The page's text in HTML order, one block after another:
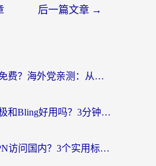
后一篇文章 →
如何翻墙到中国免费？海外党亲测：从踩坑到选对加速器的全攻略
海外党必看：云极和Bling好用吗？3分钟教你选对回国加速器
从澳门用什么VPN访问国内？3个实用标准帮你避开坑，无缝刷剧听歌